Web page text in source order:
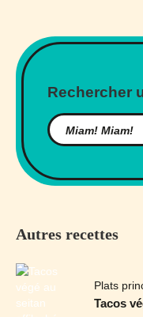
Rechercher
Autres recettes
Plats
Tacos